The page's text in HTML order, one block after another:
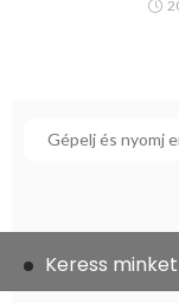
Keress